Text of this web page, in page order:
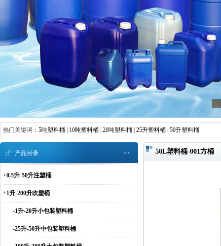
热门关键词： 5吨塑料桶 10吨塑料桶 20吨塑料桶 25升塑料桶 50升塑料桶
产品目录 >>
+0.5升-50升注塑桶
+1升-200升吹塑桶
-1升-20升小包装塑料桶
-25升-50升中包装塑料桶
50L塑料桶-001方桶